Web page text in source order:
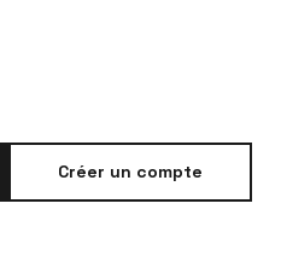
Créer un compte